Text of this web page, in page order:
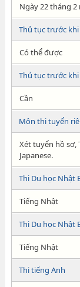
Ngày 22 tháng 2
Thủ tục trước
Có thể được
Thủ tục trước
Cần
Môn thi tuyển
Xét tuyển hồ sơ,
Japanese.
Thi Du học Nhật
Tiếng Nhật
Thi Du học Nhật
Tiếng Nhật
Thi tiếng Anh